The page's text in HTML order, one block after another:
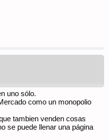
uno sólo.
como un monopolio
tambien venden cosas
se puede llenar una página